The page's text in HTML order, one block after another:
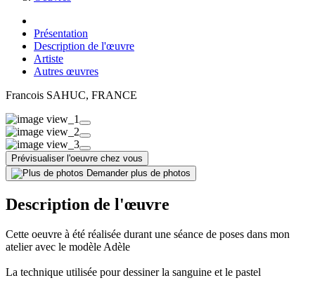
Présentation
Description de l'œuvre
Artiste
Autres œuvres
Francois SAHUC, FRANCE
Prévisualiser l'oeuvre chez vous
Demander plus de photos
Description de l'œuvre
Cette oeuvre à été réalisée durant une séance de poses dans mon
atelier avec le modèle Adèle
La technique utilisée pour dessiner la sanguine et le pastel